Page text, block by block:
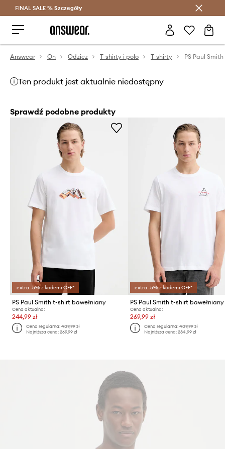
Oszczędzaj z Answear Club >
FINAL SALE % Szczegóły
Answear On Odzież T-shirty i polo T-shirty PS Paul
Ten produkt jest aktualnie niedostępny
Sprawdź podobne produkty
extra -5% z kodem: OFF*
PS Paul Smith t-shirt bawełniany
Cena aktualna:
244,99 zł
Cena regularna:409,99 zł
Najniższa cena:269,99 zł
extra -5% z kodem: OFF*
PS Paul Smith t-shirt bawełniany
Cena aktualna:
269,99 zł
Cena regularna: 409,99 zł
Najniższa cena: 284,99 zł